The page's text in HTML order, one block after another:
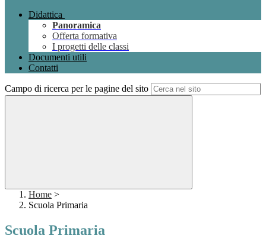
Didattica
Panoramica
Offerta formativa
I progetti delle classi
Documenti utili
Contatti
Campo di ricerca per le pagine del sito
Home >
Scuola Primaria
Scuola Primaria